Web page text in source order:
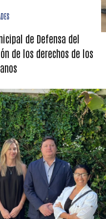
de Defensa del
de los derechos de los